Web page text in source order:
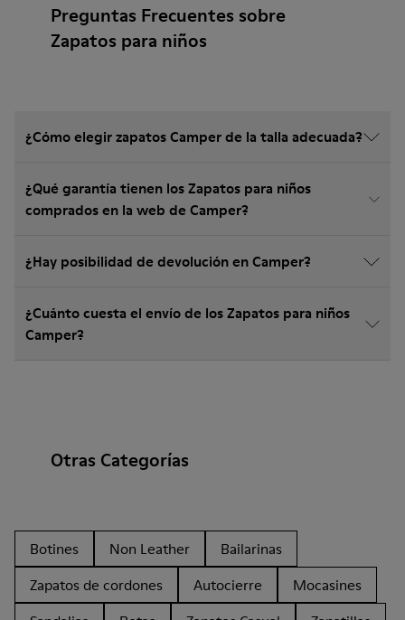
Preguntas Frecuentes sobre
Zapatos para niños
¿Cómo elegir zapatos Camper de la talla adecuada?
¿Qué garantía tienen los Zapatos para niños
comprados en la web de Camper?
¿Hay posibilidad de devolución en Camper?
¿Cuánto cuesta el envío de los Zapatos para niños
Camper?
Otras Categorías
Botines Non Leather
Bailarinas
Zapatos de cordones
Autocierre
Mocasines